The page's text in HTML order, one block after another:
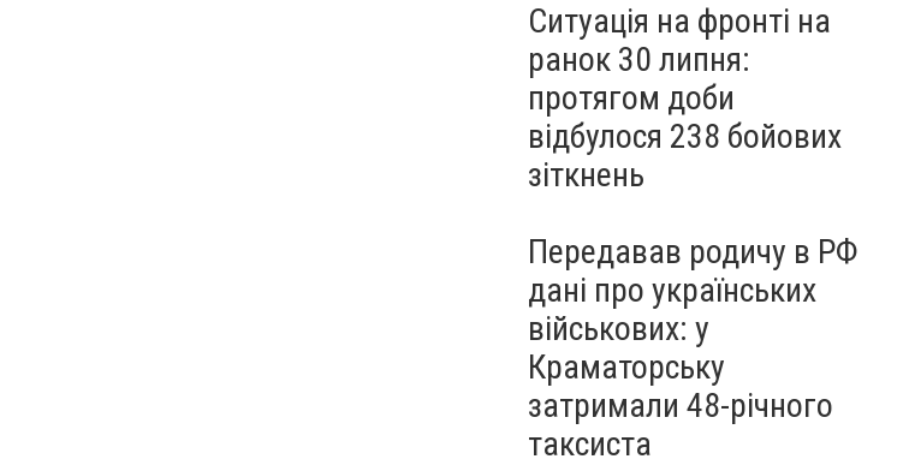
Ситуація на фронті на
ранок 30 липня:
протягом доби
відбулося 238 бойових
зіткнень
Передавав родичу в РФ
дані про українських
військових: у
Краматорську
затримали 48-річного
таксиста